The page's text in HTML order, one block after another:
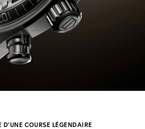
D'UNE COURSE LÉGENDAIRE